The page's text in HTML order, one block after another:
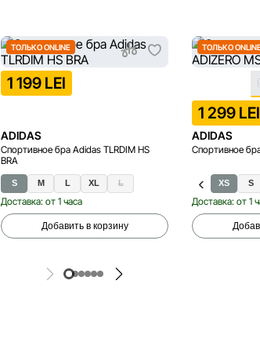
ТОЛЬКО ONLINE
1 199 LEI
ADIDAS
Спортивное бра Adidas TLRDIM HS
BRA
S M L XL L
Доставка: от 1 часа
Добавить в корзину
ТОЛЬКО
1 299 LEI
ADIDAS
Спортивное
L XS S
Доставка: от 1